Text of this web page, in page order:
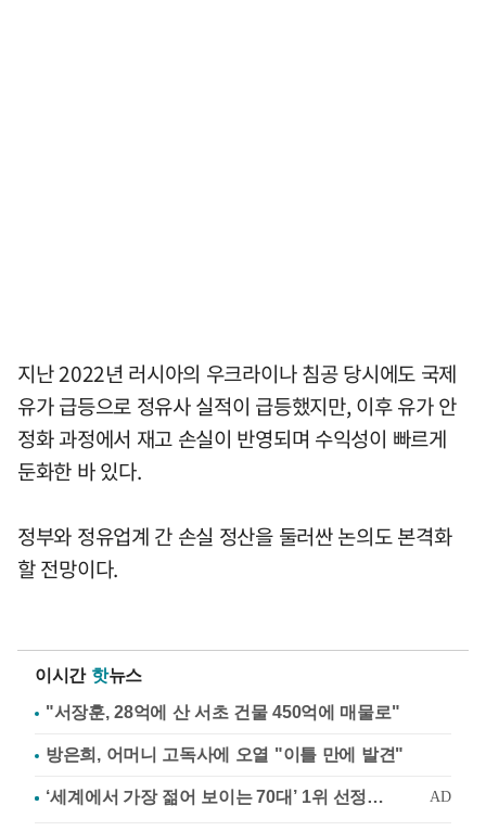
지난 2022년 러시아의 우크라이나 침공 당시에도 국제
유가 급등으로 정유사 실적이 급등했지만, 이후 유가 안
정화 과정에서 재고 손실이 반영되며 수익성이 빠르게
둔화한 바 있다.
정부와 정유업계 간 손실 정산을 둘러싼 논의도 본격화
할 전망이다.
이시간 핫뉴스
"서장훈, 28억에 산 서초 건물 450억에 매물로"
방은희, 어머니 고독사에 오열 "이틀 만에 발견"